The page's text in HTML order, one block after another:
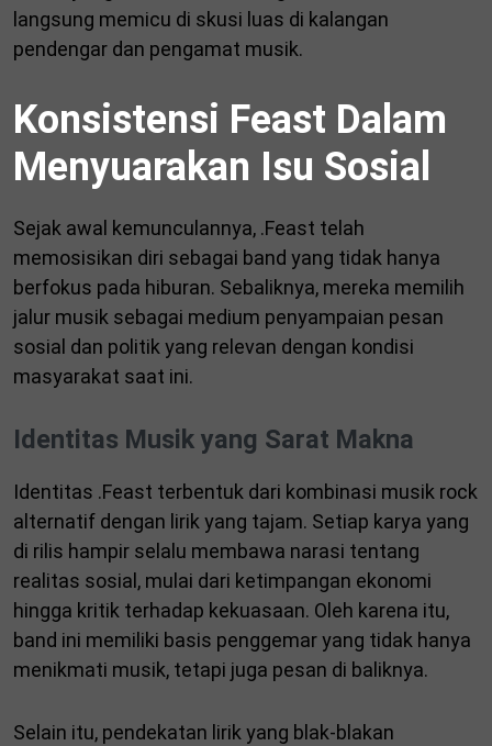
langsung memicu di skusi luas di kalangan
pendengar dan pengamat musik.
Konsistensi Feast Dalam
Menyuarakan Isu Sosial
Sejak awal kemunculannya, .Feast telah
memosisikan diri sebagai band yang tidak hanya
berfokus pada hiburan. Sebaliknya, mereka memilih
jalur musik sebagai medium penyampaian pesan
sosial dan politik yang relevan dengan kondisi
masyarakat saat ini.
Identitas Musik yang Sarat Makna
Identitas .Feast terbentuk dari kombinasi musik rock
alternatif dengan lirik yang tajam. Setiap karya yang
di rilis hampir selalu membawa narasi tentang
realitas sosial, mulai dari ketimpangan ekonomi
hingga kritik terhadap kekuasaan. Oleh karena itu,
band ini memiliki basis penggemar yang tidak hanya
menikmati musik, tetapi juga pesan di baliknya.
Selain itu, pendekatan lirik yang blak-blakan